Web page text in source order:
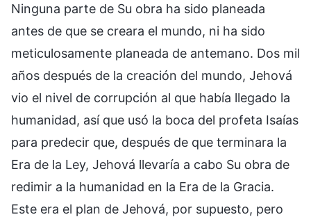
Ninguna parte de Su obra ha sido planeada
antes de que se creara el mundo, ni ha sido
meticulosamente planeada de antemano. Dos mil
años después de la creación del mundo, Jehová
vio el nivel de corrupción al que había llegado la
humanidad, así que usó la boca del profeta Isaías
para predecir que, después de que terminara la
Era de la Ley, Jehová llevaría a cabo Su obra de
redimir a la humanidad en la Era de la Gracia.
Este era el plan de Jehová, por supuesto, pero